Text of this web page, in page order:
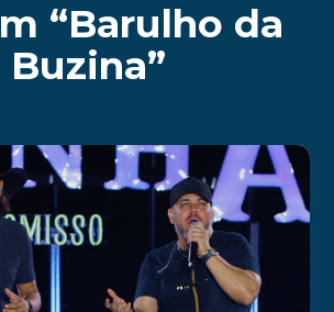
“Barulho da
Buzina”